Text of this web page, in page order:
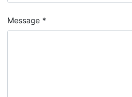
Message *